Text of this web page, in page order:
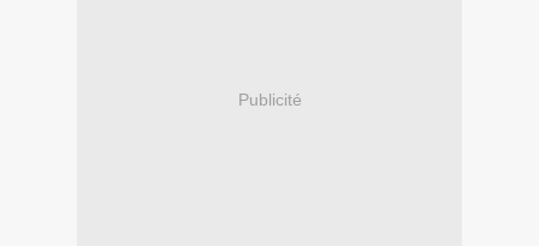
Publicité